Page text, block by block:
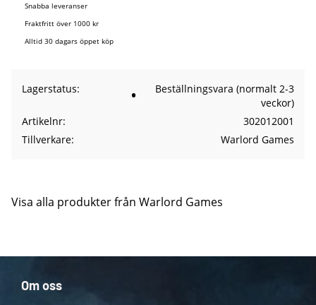
Snabba leveranser
Fraktfritt över 1000 kr
Alltid 30 dagars öppet köp
Lagerstatus
Beställningsvara (normalt 2-3
veckor)
Artikelnr
302012001
Tillverkare
Warlord Games
Visa alla produkter från Warlord Games
Om oss